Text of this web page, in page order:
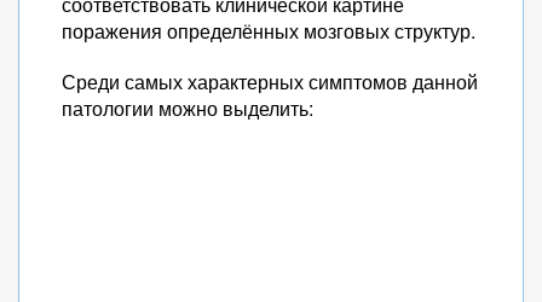
поражения определённых мозговых структур.
Среди самых характерных симптомов данной
патологии можно выделить: